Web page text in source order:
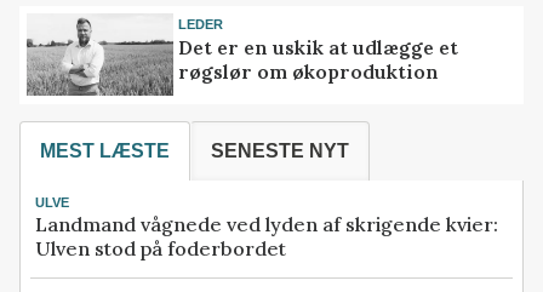
LEDER
Det er en uskik at udlægge et
røgslør om økoproduktion
MEST LÆSTE SENESTE NYT
ULVE
Landmand vågnede ved lyden af skrigende kvier:
Ulven stod på foderbordet